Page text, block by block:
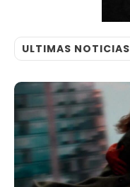
ULTIMAS NOTICIAS